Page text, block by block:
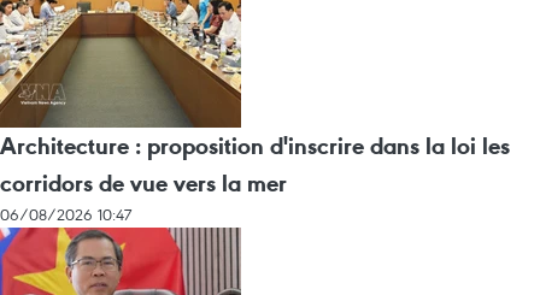
Architecture : proposition d'inscrire dans la loi les
corridors de vue vers la mer
06/08/2026 10:47